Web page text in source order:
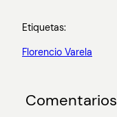
Etiquetas:
Florencio Varela
Comentarios